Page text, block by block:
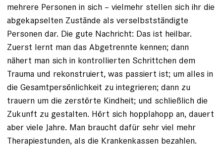
mehrere Personen in sich – vielmehr stellen sich ihr die
abgekapselten Zu­stände als verselbstständigte
Personen dar. Die gute Nachricht: Das ist heilbar.
Zuerst lernt man das Abgetrennte kennen; dann
nähert man sich in kontrollierten Schrittchen dem
Trauma und rekonstruiert, was passiert ist; um alles in
die Gesamtpersönlichkeit zu integrieren; dann zu
trauern um die zerstörte Kindheit; und schließlich die
Zukunft zu ge­stalten. Hört sich hopplahopp an, dauert
aber viele Jahre. Man braucht dafür sehr viel mehr
Therapiestunden, als die Krankenkassen bezahlen.